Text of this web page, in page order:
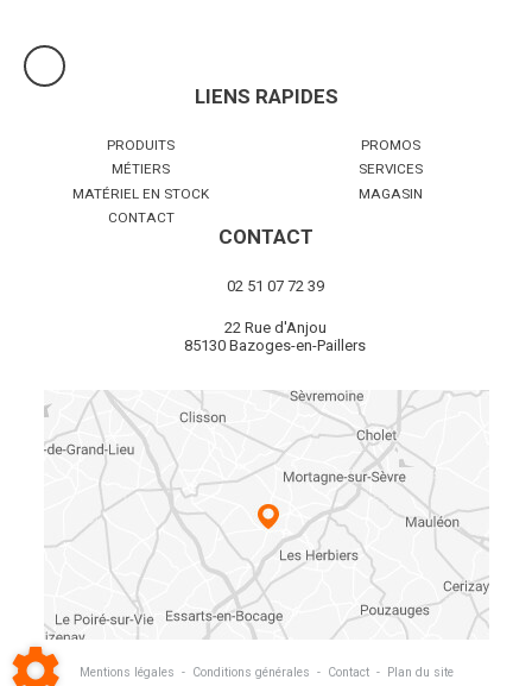
LIENS RAPIDES
PRODUITS
PROMOS
MÉTIERS
SERVICES
MATÉRIEL EN STOCK
MAGASIN
CONTACT
CONTACT
02 51 07 72 39
22 Rue d'Anjou
85130 Bazoges-en-Paillers
Mentions légales - Conditions générales - Contact - Plan du site